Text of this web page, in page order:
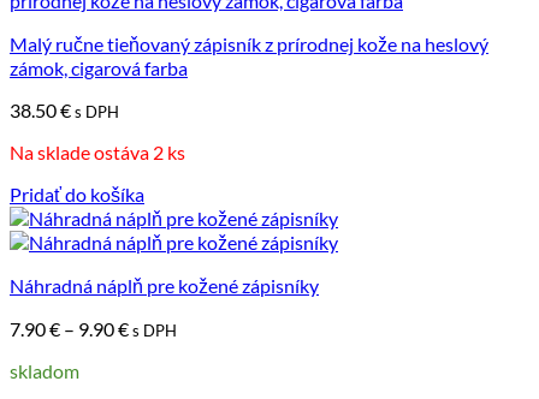
Malý ručne tieňovaný zápisník z prírodnej kože na heslový
zámok, cigarová farba
38.50€s DPH
Na sklade ostáva 2 ks
Pridať do košíka
Náhradná náplň pre kožené zápisníky
7.90€ – 9.90€Price
s DPH
skladom